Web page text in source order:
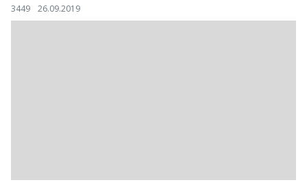
3449 26.09.2019